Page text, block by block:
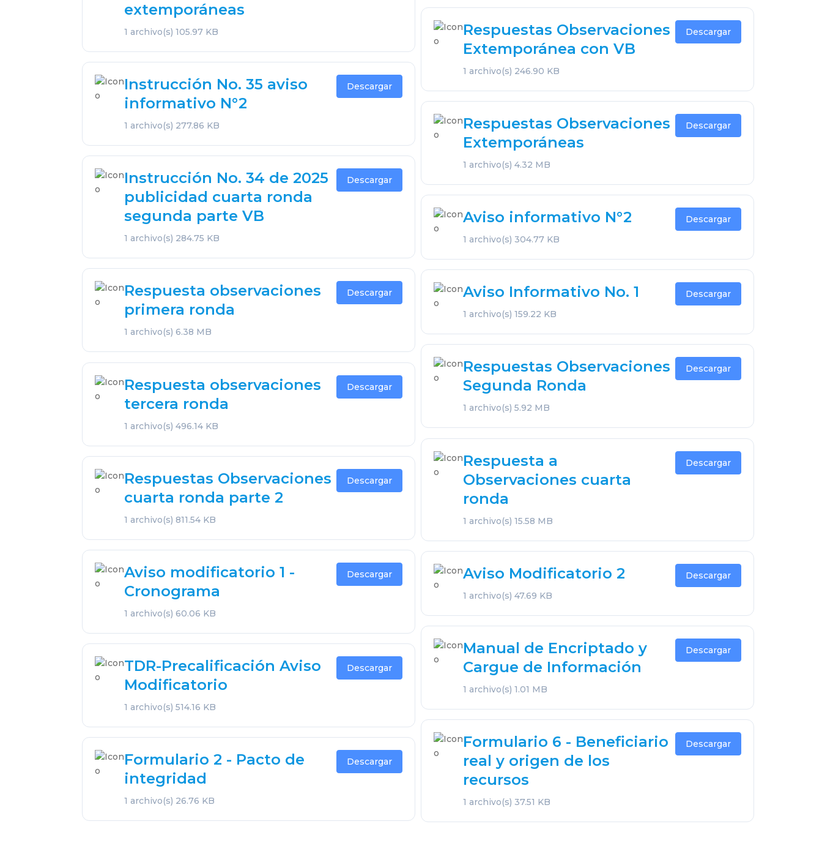
extemporáneas
1 archivo(s)105.97 KB
Instrucción No. 35 aviso
informativo N°2
1 archivo(s) 277.86 KB
Descargar
Instrucción No. 34 de 2025
publicidad cuarta ronda
segunda parte VB
1 archivo(s) 284.75 KB
Descargar
Respuesta observaciones
primera ronda
1 archivo(s)6.38 MB
Descargar
Respuesta observaciones
tercera ronda
1 archivo(s)496.14 KB
Descargar
Respuestas Observaciones
cuarta ronda parte 2
1 archivo(s)811.54 KB
Descargar
Aviso modificatorio 1 -
Cronograma
1 archivo(s)60.06 KB
Descargar
TDR-Precalificación Aviso
Modificatorio
1 archivo(s)514.16 KB
Descargar
Formulario 2 - Pacto de
integridad
1 archivo(s) 26.76 KB
Descargar
Respuestas Observaciones
Extemporánea con VB
1 archivo(s) 246.90 KB
Descargar
Respuestas Observaciones
Extemporáneas
1 archivo(s)4.32 MB
Descargar
Aviso informativo N°2
1 archivo(s)304.77 KB
Descargar
Aviso Informativo No. 1
1 archivo(s)159.22 KB
Descargar
Respuestas Observaciones
Segunda Ronda
1 archivo(s)5.92 MB
Descargar
Respuesta a
Observaciones cuarta
ronda
1 archivo(s)15.58 MB
Descargar
Aviso Modificatorio 2
1 archivo(s)47.69 KB
Descargar
Manual de Encriptado y
Cargue de Información
1 archivo(s)1.01 MB
Descargar
Formulario 6 - Beneficiario
real y origen de los
recursos
1 archivo(s)37.51 KB
Descargar